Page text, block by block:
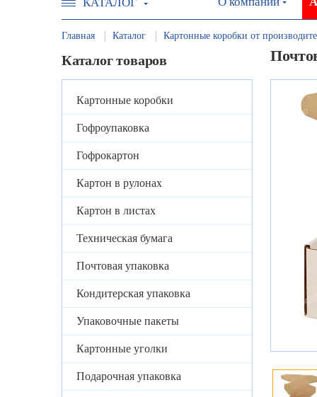
Главная Каталог Картонные коробки от
Каталог товаров
Картонные коробки
Гофроупаковка
Гофрокартон
Картон в рулонах
Картон в листах
Техническая бумага
Почтовая упаковка
Кондитерская упаковка
Упаковочные пакеты
Картонные уголки
Подарочная упаковка